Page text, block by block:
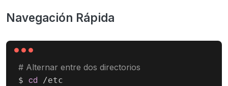
Navegación Rápida
# Alternar entre dos directorios
$ cd /etc